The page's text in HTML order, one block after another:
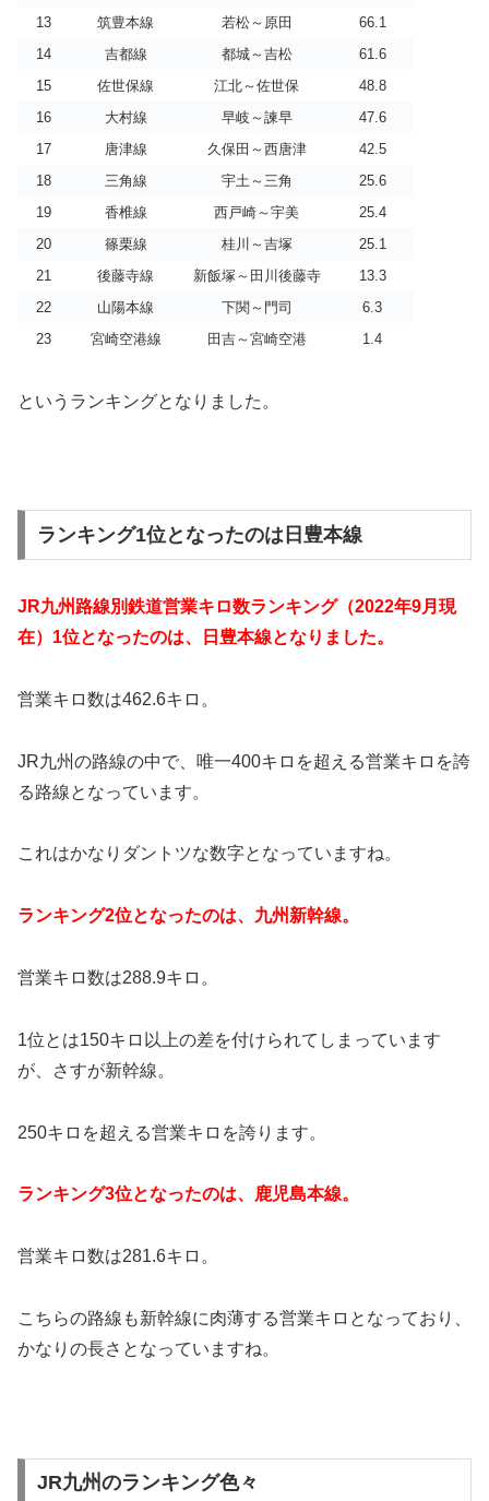
13
筑豊本線 若松～原田
66.1
14
吉都線 都城～吉松
61.6
15
佐世保線 江北～佐世保
48.8
16
大村線 早岐～諫早
47.6
17
唐津線 久保田～西唐津
42.5
18
三角線 宇土～三角
25.6
19
香椎線 西戸崎～宇美
25.4
20
篠栗線 桂川～吉塚
25.1
21
後藤寺線 新飯塚～田川後藤寺
13.3
22
山陽本線 下関～門司
6.3
23
宮崎空港線 田吉～宮崎空港 1.4
というランキングとなりました。
ランキング1位となったのは日豊本線
JR九州路線別鉄道営業キロ数ランキング（2022年9月現
在）1位となったのは、日豊本線となりました。
営業キロ数は462.6キロ。
JR九州の路線の中で、唯一400キロを超える営業キロを誇
る路線となっています。
これはかなりダントツな数字となっていますね。
ランキング2位となったのは、九州新幹線。
営業キロ数は288.9キロ。
1位とは150キロ以上の差を付けられてしまっています
が、さすが新幹線。
250キロを超える営業キロを誇ります。
ランキング3位となったのは、鹿児島本線。
営業キロ数は281.6キロ。
こちらの路線も新幹線に肉薄する営業キロとなっており、
かなりの長さとなっていますね。
JR九州のランキング色々